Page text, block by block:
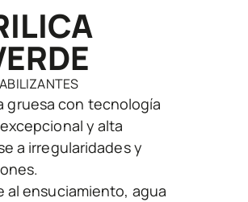
gruesa con tecnología
y alta
a irregularidades y
al ensuciamiento, agua